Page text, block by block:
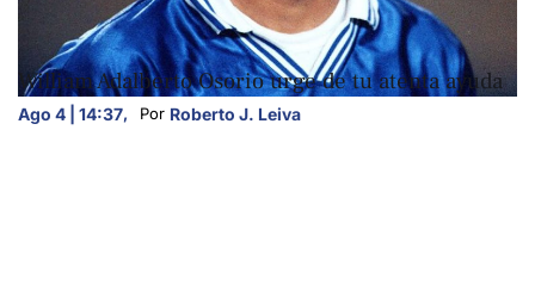
DEPORTES
William Adalberto Osorio urge de tu atenta ayuda
Ago 4 | 14:37, Por Roberto J. Leiva